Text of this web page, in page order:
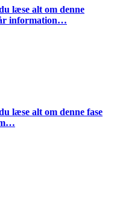
læse alt om denne
information…
læse alt om denne fase